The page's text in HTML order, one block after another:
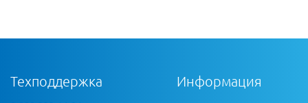
Техподдержка Информация